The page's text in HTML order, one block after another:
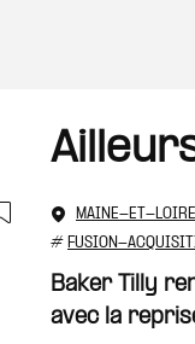
Ajouter à ma
MAINE-ET-LOIRE
# FUSION-
Baker Tilly
avec la